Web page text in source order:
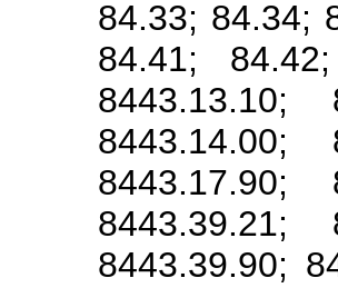
84.33; 84.34;
84.41;
8443.13.10;
8443.14.00;
8443.17.90;
8443.39.21;
8443.39.90;